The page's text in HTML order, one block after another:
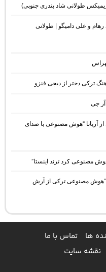
موزیک باکس 43 از دیجی رهام و علی دامیگو | طولانی
ترکی دختر از دیجی فنزو
آر جی
آریانا “هوش مصنوعی با صدای
دانلود آهنگ Yavaş Yavaş Derin Derin “هوش مصنوعی ترکی از آرش
ها
تماس با ما
نقشه سایت